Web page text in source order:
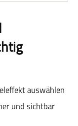
auswählen
und sichtbar